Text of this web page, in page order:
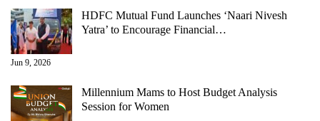
HDFC Mutual Fund Launches ‘Naari Nivesh
Yatra’ to Encourage Financial…
Jun 9, 2026
Millennium Mams to Host Budget Analysis
Session for Women